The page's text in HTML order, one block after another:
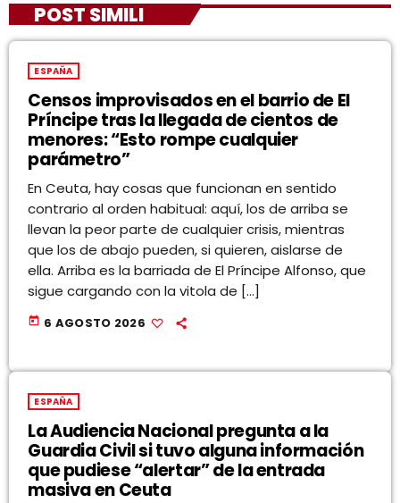
POST SIMILI
ESPAÑA
Censos improvisados en el barrio de El
Príncipe tras la llegada de cientos de
menores: “Esto rompe cualquier
parámetro”
En Ceuta, hay cosas que funcionan en sentido
contrario al orden habitual: aquí, los de arriba se
llevan la peor parte de cualquier crisis, mientras
que los de abajo pueden, si quieren, aislarse de
ella. Arriba es la barriada de El Príncipe Alfonso, que
sigue cargando con la vitola de […]
today 6 AGOSTO 2026
ESPAÑA
La Audiencia Nacional pregunta a la
Guardia Civil si tuvo alguna información
que pudiese “alertar” de la entrada
masiva en Ceuta